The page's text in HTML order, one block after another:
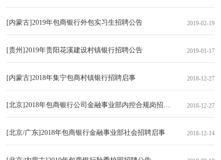
[内蒙古]2019年包商银行外包实习生招聘公告 2019-02-19
[贵州]2019年贵阳花溪建设村镇银行招聘公告 2019-01-17
[内蒙古]2018年集宁包商村镇银行招聘启事 2018-12-27
[北京]2018年包商银行公司金融事业部内控合规岗招聘启事 2018-12-27
[北京/广东]2018年包商银行金融事业部社会招聘启事 2018-12-14